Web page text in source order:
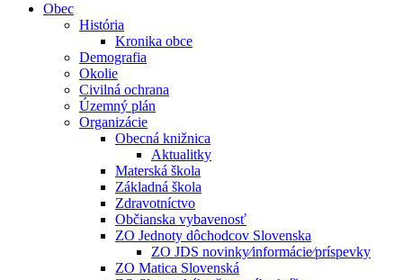
Obec
História
Kronika obce
Demografia
Okolie
Civilná ochrana
Územný plán
Organizácie
Obecná knižnica
Aktualitky
Materská škola
Základná škola
Zdravotníctvo
Občianska vybavenosť
ZO Jednoty dôchodcov Slovenska
ZO JDS novinky⁄informácie⁄príspevky
ZO Matica Slovenská